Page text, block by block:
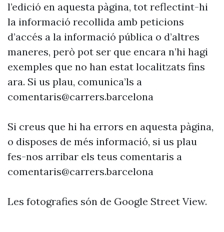
l’edició en aquesta pàgina, tot reflectint-hi
la informació recollida amb peticions
d’accés a la informació pública o d’altres
maneres, però pot ser que encara n’hi hagi
exemples que no han estat localitzats fins
ara. Si us plau, comunica’ls a
comentaris@carrers.barcelona
Si creus que hi ha errors en aquesta pàgina,
o disposes de més informació, si us plau
fes-nos arribar els teus comentaris a
comentaris@carrers.barcelona
Les fotografies són de Google Street View.